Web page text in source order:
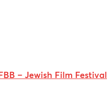
– Jewish Film Festival